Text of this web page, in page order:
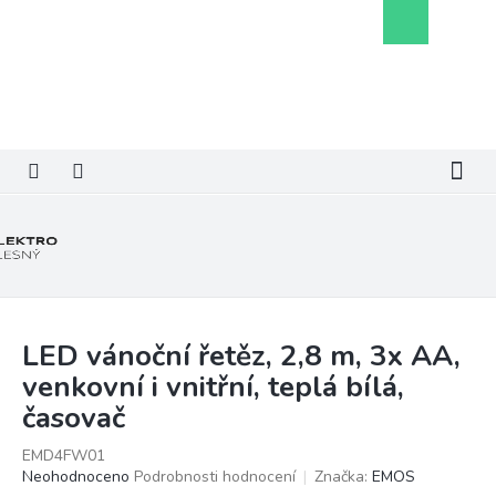
košík
LED vánoční řetěz, 2,8 m, 3x AA,
venkovní i vnitřní, teplá bílá,
časovač
EMD4FW01
Průměrné
Neohodnoceno Podrobnosti hodnocení Značka: EMOS